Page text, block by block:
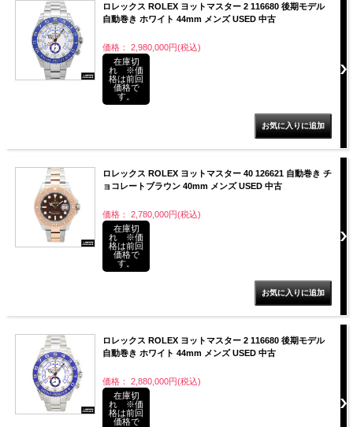
ロレックス ROLEX ヨットマスター 2 116680 後期モデル
自動巻き ホワイト 44mm メンズ USED 中古
価格： 2,980,000円(税込)
在庫切
れ ※価
格は前回
価格で
す。
ロレックス ROLEX ヨットマスター 40 126621 自動巻き チ
ョコレートブラウン 40mm メンズ USED 中古
価格： 2,780,000円(税込)
在庫切
れ ※価
格は前回
価格で
す。
ロレックス ROLEX ヨットマスター 2 116680 後期モデル
自動巻き ホワイト 44mm メンズ USED 中古
価格： 2,880,000円(税込)
在庫切
れ ※価
格は前回
価格で